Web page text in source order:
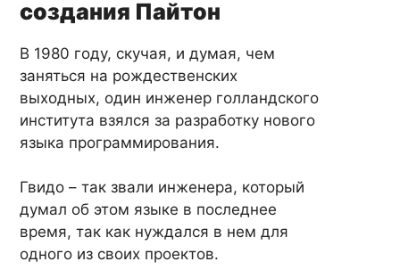
создания Пайтон
В 1980 году, скучая, и думая, чем
заняться на рождественских
выходных, один инженер голландского
института взялся за разработку нового
языка программирования.
Гвидо – так звали инженера, который
думал об этом языке в последнее
время, так как нуждался в нем для
одного из своих проектов.